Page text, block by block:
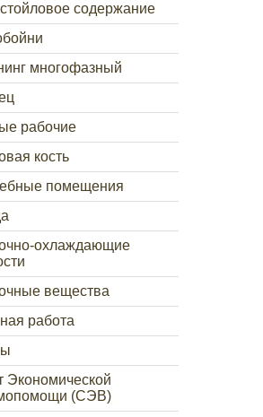
содержание
многофазный
рабочие
кость
помещения
охлаждающие
вещества
работа
Экономической
(СЭВ)